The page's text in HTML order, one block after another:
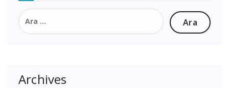
Arama:
Archives